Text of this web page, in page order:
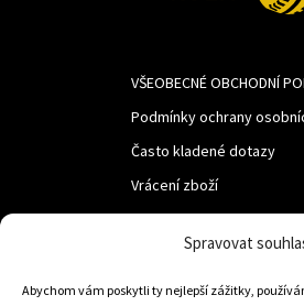
Spravovat
Abychom vám poskytli ty nejlepší zážitky,
VŠEOBECNÉ OBCHODNÍ
Podmínky ochrany
Často kladené dotazy
Vrácení zboží
LUF s.r.o.
Nám. M.R.Štefanika 518,